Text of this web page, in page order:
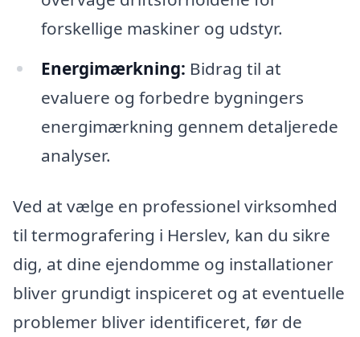
forskellige maskiner og udstyr.
Energimærkning: Bidrag til at
evaluere og forbedre bygningers
energimærkning gennem detaljerede
analyser.
Ved at vælge en professionel virksomhed
til termografering i Herslev, kan du sikre
dig, at dine ejendomme og installationer
bliver grundigt inspiceret og at eventuelle
problemer bliver identificeret, før de